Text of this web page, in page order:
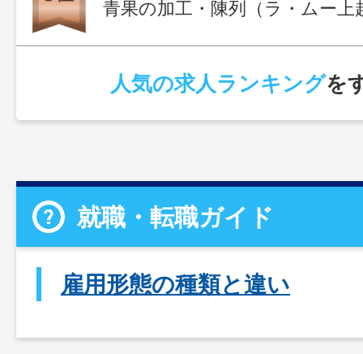
青果の加工・陳列（ラ・ムー上
人気の求人ランキングを
就職・転職ガイド
雇用形態の種類と違い